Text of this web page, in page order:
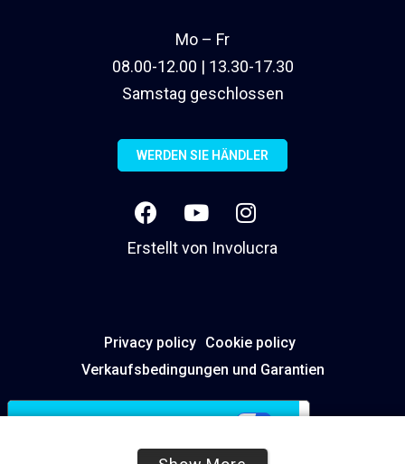
Mo – Fr
08.00-12.00 | 13.30-17.30
Samstag geschlossen
WERDEN SIE HÄNDLER
Erstellt von Involucra
Privacy policy Cookie policy
Verkaufsbedingungen und Garantien